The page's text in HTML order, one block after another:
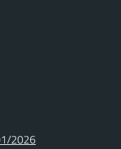
2026